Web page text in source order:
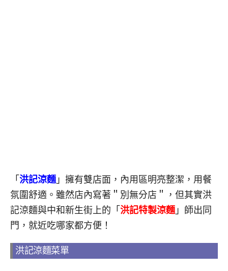
「 洪記涼麵 」擁有雙店面，內用區明亮整潔，用餐
氛圍舒適。雖然店內寫著＂別無分店＂，但其實洪
記涼麵與中和新生街上的「 洪記特製涼麵 」師出同
門，就近吃哪家都方便！
洪記涼麵菜單